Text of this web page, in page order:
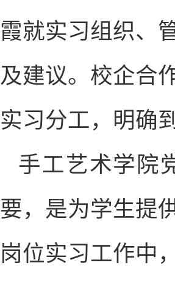
霞就实习组织、
及建议。校企合
实习分工，明确
手工艺术学院
要，是为学生提
岗位实习工作中